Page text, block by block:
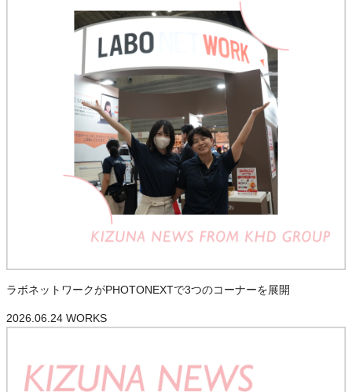
ラボネットワークがPHOTONEXTで3つのコーナーを展開
2026.06.24 WORKS